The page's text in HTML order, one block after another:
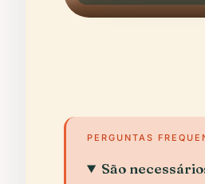
PERGUNTAS
São